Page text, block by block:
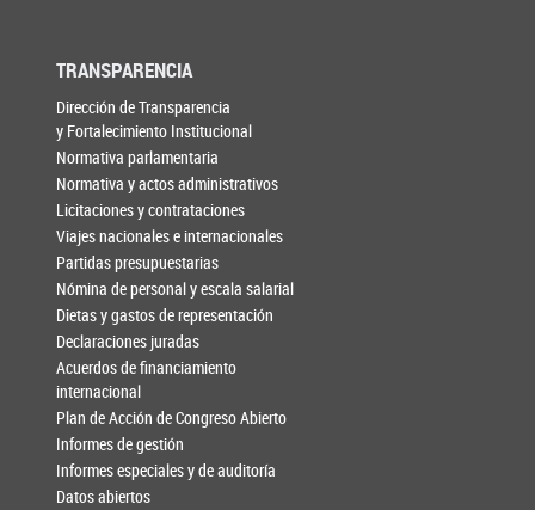
TRANSPARENCIA
Dirección de Transparencia
y Fortalecimiento Institucional
Normativa parlamentaria
Normativa y actos administrativos
Licitaciones y contrataciones
Viajes nacionales e internacionales
Partidas presupuestarias
Nómina de personal y escala salarial
Dietas y gastos de representación
Declaraciones juradas
Acuerdos de financiamiento
internacional
Plan de Acción de Congreso Abierto
Informes de gestión
Informes especiales y de auditoría
Datos abiertos